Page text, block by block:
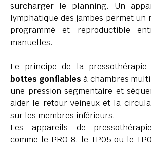
surcharger le planning. Un
lymphatique des jambes permet un
programmé et reproductible
manuelles.
Le principe de la
bottes gonflables à chambres
une pression segmentaire et
aider le retour veineux et la
sur les membres inférieurs.
Les appareils de
comme le PRO 8, le TP05 ou le